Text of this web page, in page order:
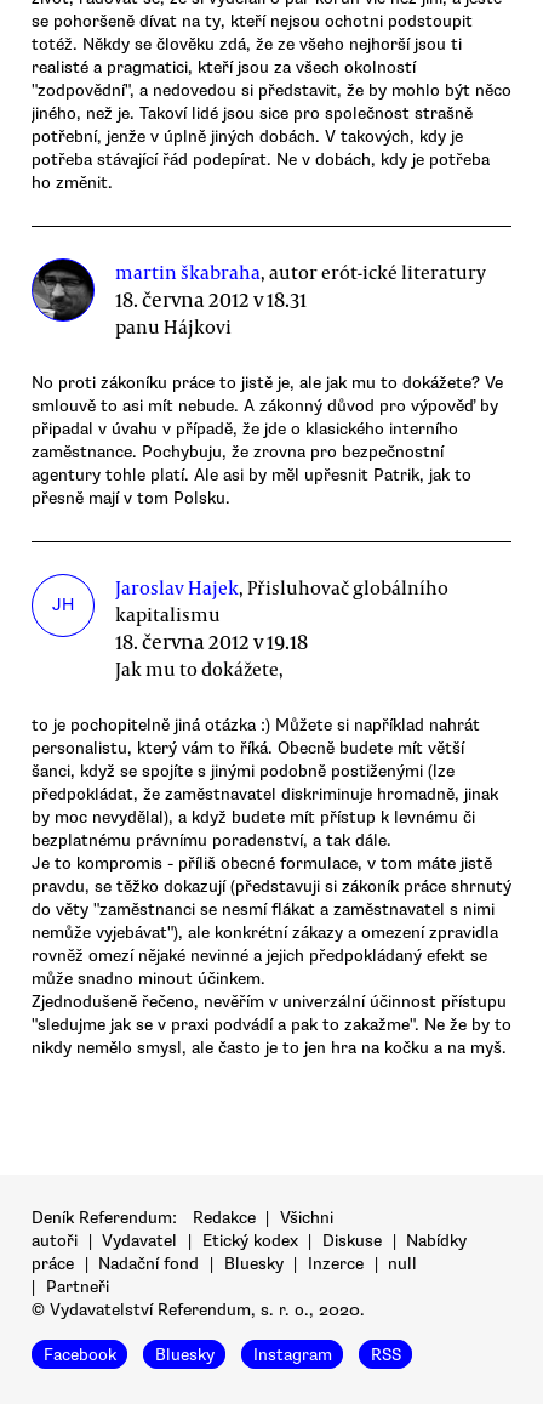
se pohoršeně dívat na ty, kteří nejsou ochotni podstoupit
totéž. Někdy se člověku zdá, že ze všeho nejhorší jsou ti
realisté a pragmatici, kteří jsou za všech okolností
"zodpovědní", a nedovedou si představit, že by mohlo být něco
jiného, než je. Takoví lidé jsou sice pro společnost strašně
potřební, jenže v úplně jiných dobách. V takových, kdy je
potřeba stávající řád podepírat. Ne v dobách, kdy je potřeba
ho změnit.
martin škabraha, autor erót-ické literatury
18. června 2012 v 18.31
panu Hájkovi
No proti zákoníku práce to jistě je, ale jak mu to dokážete? Ve
smlouvě to asi mít nebude. A zákonný důvod pro výpověď by
připadal v úvahu v případě, že jde o klasického interního
zaměstnance. Pochybuju, že zrovna pro bezpečnostní
agentury tohle platí. Ale asi by měl upřesnit Patrik, jak to
přesně mají v tom Polsku.
JH
Jaroslav Hajek, Přisluhovač globálního
kapitalismu
18. června 2012 v 19.18
Jak mu to dokážete,
to je pochopitelně jiná otázka :) Můžete si například nahrát
personalistu, který vám to říká. Obecně budete mít větší
šanci, když se spojíte s jinými podobně postiženými (lze
předpokládat, že zaměstnavatel diskriminuje hromadně, jinak
by moc nevydělal), a když budete mít přístup k levnému či
bezplatnému právnímu poradenství, a tak dále.
Je to kompromis - příliš obecné formulace, v tom máte jistě
pravdu, se těžko dokazují (představuji si zákoník práce shrnutý
do věty "zaměstnanci se nesmí flákat a zaměstnavatel s nimi
nemůže vyjebávat"), ale konkrétní zákazy a omezení zpravidla
rovněž omezí nějaké nevinné a jejich předpokládaný efekt se
může snadno minout účinkem.
Zjednodušeně řečeno, nevěřím v univerzální účinnost přístupu
"sledujme jak se v praxi podvádí a pak to zakažme". Ne že by to
nikdy nemělo smysl, ale často je to jen hra na kočku a na myš.
Deník Referendum: Redakce | Všichni
autoři | Vydavatel | Etický kodex | Diskuse | Nabídky
práce | Nadační fond | Bluesky | Inzerce | null
|
Partneři
© Vydavatelství Referendum, s. r. o., 2020.
Facebook Bluesky Instagram RSS